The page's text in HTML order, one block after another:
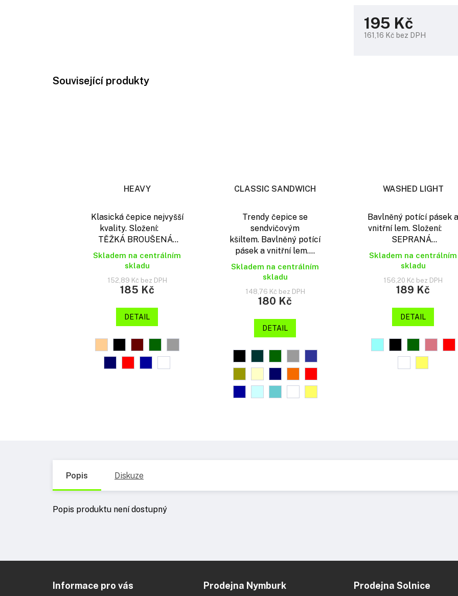
195 Kč
161,16 Kč bez DPH
Související produkty
HEAVY
Klasická čepice nejvyšší
kvality. Složení:
TĚŽKÁ BROUŠENÁ...
Skladem na centrálním
skladu
152,89 Kč bez DPH
185 Kč
DETAIL
CLASSIC SANDWICH
Trendy čepice se
sendvičovým
kšiltem. Bavlněný potící
pásek a vnitřní lem....
Skladem na centrálním
skladu
148,76 Kč bez DPH
180 Kč
DETAIL
WASHED LIGHT
Bavlněný potící pásek a
vnitřní lem. Složení:
SEPRANÁ...
Skladem na centrálním
skladu
156,20 Kč bez DPH
189 Kč
DETAIL
Popis Diskuze
Popis produktu není dostupný
Informace pro vás Prodejna Nymburk Prodejna Solnice